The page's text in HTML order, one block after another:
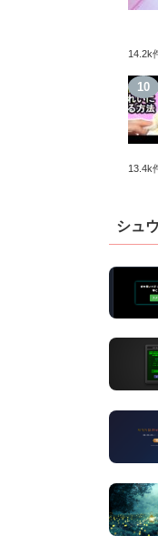
14.2k
13.4k
シュ